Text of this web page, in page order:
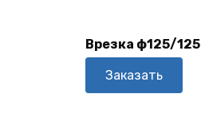
Врезка ф125/125
Заказать